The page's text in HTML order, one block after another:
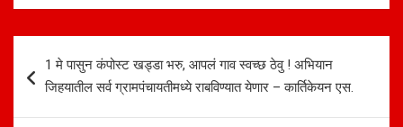
navigation
1 मे पासुन कंपोस्ट खड्डा भरु, आपलं गाव स्वच्छ ठेवु ! अभियान
जिहयातील सर्व ग्रामपंचायतीमध्ये राबविण्यात येणार – कार्तिकेयन एस.